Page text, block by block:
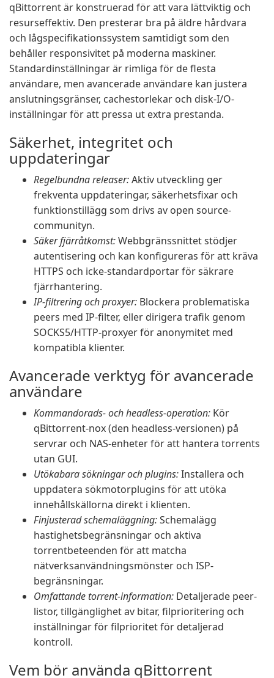
qBittorrent är konstruerad för att vara lättviktig och
resurseffektiv. Den presterar bra på äldre hårdvara
och lågspecifikationssystem samtidigt som den
behåller responsivitet på moderna maskiner.
Standardinställningar är rimliga för de flesta
användare, men avancerade användare kan justera
anslutningsgränser, cachestorlekar och disk-I/O-
inställningar för att pressa ut extra prestanda.
Säkerhet, integritet och
uppdateringar
Regelbundna releaser:Aktiv utveckling ger
frekventa uppdateringar, säkerhetsfixar och
funktionstillägg som drivs av open source-
communityn.
Säker fjärråtkomst:Webbgränssnittet stödjer
autentisering och kan konfigureras för att kräva
HTTPS och icke-standardportar för säkrare
fjärrhantering.
IP-filtrering och proxyer: Blockera problematiska
peers med IP-filter, eller dirigera trafik genom
SOCKS5/HTTP-proxyer för anonymitet med
kompatibla klienter.
Avancerade verktyg för avancerade
användare
Kommandorads- och headless-operation: Kör
qBittorrent-nox (den headless-versionen) på
servrar och NAS-enheter för att hantera torrents
utan GUI.
Utökabara sökningar och plugins:Installera och
uppdatera sökmotorplugins för att utöka
innehållskällorna direkt i klienten.
Finjusterad schemaläggning:Schemalägg
hastighetsbegränsningar och aktiva
torrentbeteenden för att matcha
nätverksanvändningsmönster och ISP-
begränsningar.
Omfattande torrent-information: Detaljerade peer-
listor, tillgänglighet av bitar, filprioritering och
inställningar för filprioritet för detaljerad
kontroll.
Vem bör använda qBittorrent